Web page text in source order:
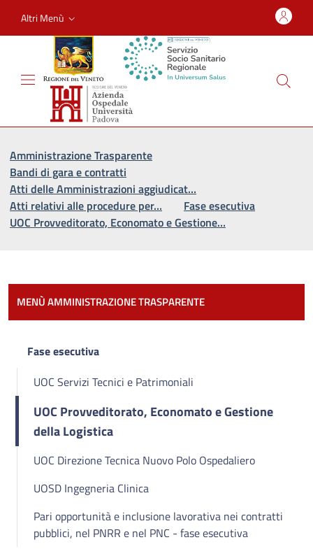
Altri Menù
Amministrazione Trasparente
Bandi di gara e contratti
Atti delle Amministrazioni aggiudicat…
Atti relativi alle procedure per…
Fase esecutiva
UOC Provveditorato, Economato e Gestione…
MENÙ AMMINISTRAZIONE TRASPARENTE
Fase esecutiva
UOC Servizi Tecnici e Patrimoniali
UOC Provveditorato, Economato e Gestione
della Logistica
UOC Direzione Tecnica Nuovo Polo Ospedaliero
UOSD Ingegneria Clinica
Pari opportunità e inclusione lavorativa nei contratti
pubblici, nel PNRR e nel PNC - fase esecutiva